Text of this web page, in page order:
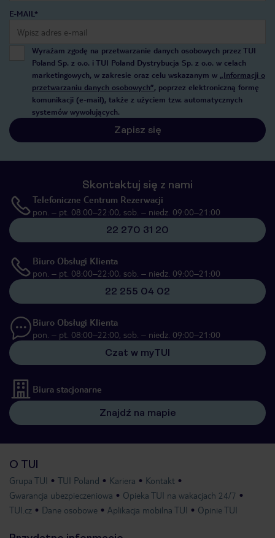
E-MAIL*
Wyrażam zgodę na przetwarzanie danych osobowych przez TUI
Poland Sp. z o.o. i TUI Poland Dystrybucja Sp. z o.o. w celach
marketingowych, w zakresie oraz celu wskazanym w „Informacji o
przetwarzaniu danych osobowych”, poprzez elektroniczną formę
komunikacji (e-mail), także z użyciem tzw. automatycznych
systemów wywołujących.
Zapisz się
Skontaktuj się z nami
Telefoniczne Centrum Rezerwacji
pon. – pt. 08:00–22:00, sob. – niedz. 09:00–21:00
22 270 31 20
Biuro Obsługi Klienta
pon. – pt. 08:00–22:00, sob. – niedz. 09:00–21:00
22 255 04 02
Biuro Obsługi Klienta
pon. – pt. 08:00–22:00, sob. – niedz. 09:00–21:00
Czat w myTUI
Biura stacjonarne
Znajdź na mapie
O TUI
Grupa TUI TUI Poland Kariera
Kontakt
Gwarancja ubezpieczeniowa
Opieka TUI na wakacjach 24/7
TUI.cz
Dane osobowe Aplikacja mobilna TUI Opinie TUI